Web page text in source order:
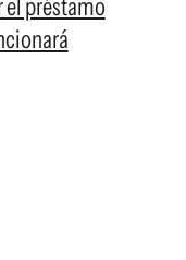
préstamo